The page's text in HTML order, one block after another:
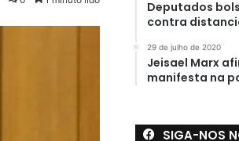
Deputados
contra
29 de julho de 2020
Jeisael Marx
manifesta na
SIGA-NOS